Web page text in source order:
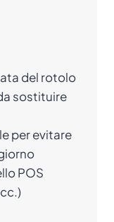
del rotolo
sostituire
per evitare
POS